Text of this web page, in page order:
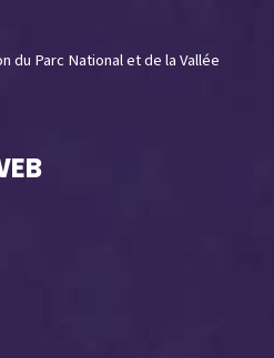
du Parc National et de la Vallée